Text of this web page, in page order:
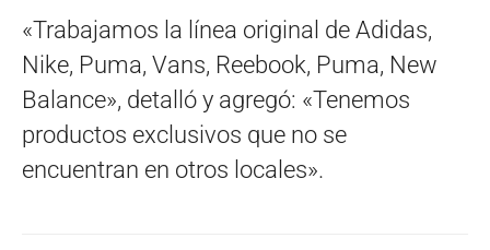
«Trabajamos la línea original de Adidas,
Nike, Puma, Vans, Reebook, Puma, New
Balance», detalló y agregó: «Tenemos
productos exclusivos que no se
encuentran en otros locales».